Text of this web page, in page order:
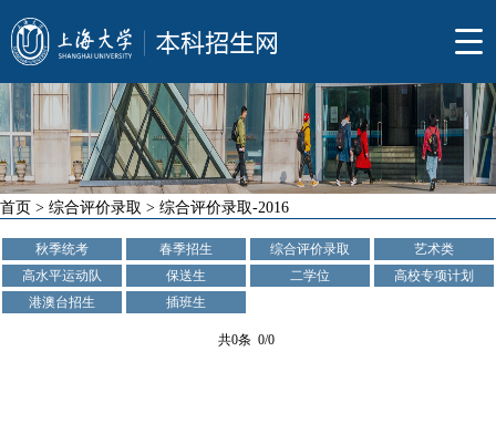
首页 > 综合评价录取 > 综合评价录取-2016
秋季统考 春季招生 综合评价录取
艺术类
高水平运动队
保送生 二学位
高校专项计划
港澳台招生
插班生
共0条 0/0